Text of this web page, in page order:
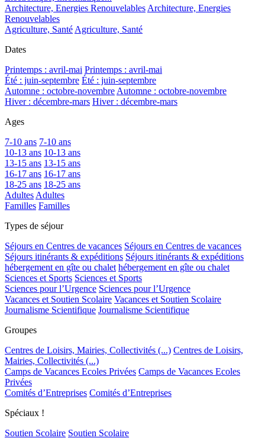
Architecture, Energies RenouvelablesArchitecture, Energies
Renouvelables
Agriculture, SantéAgriculture, Santé
Dates
Printemps : avril-mai Printemps : avril-mai
Été : juin-septembre Été : juin-septembre
Automne : octobre-novembreAutomne : octobre-novembre
Hiver : décembre-mars Hiver : décembre-mars
Ages
7-10 ans 7-10 ans
10-13 ans 10-13 ans
13-15 ans 13-15 ans
16-17 ans 16-17 ans
18-25 ans 18-25 ans
AdultesAdultes
Familles Familles
Types de séjour
Séjours en Centres de vacances Séjours en Centres de vacances
Séjours itinérants & expéditions Séjours itinérants & expéditions
hébergement en gîte ou chalet hébergement en gîte ou chalet
Sciences et Sports Sciences et Sports
Sciences pour l’Urgence Sciences pour l’Urgence
Vacances et Soutien Scolaire Vacances et Soutien Scolaire
Journalisme Scientifique Journalisme Scientifique
Groupes
Centres de Loisirs, Mairies, Collectivités (...) Centres de Loisirs,
Mairies, Collectivités (...)
Camps de Vacances Ecoles Privées Camps de Vacances Ecoles
Privées
Comités d’Entreprises Comités d’Entreprises
Spéciaux !
Soutien Scolaire Soutien Scolaire